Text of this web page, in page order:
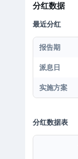
分红数据
最近分红
报告期
派息日
实施方案
分红数据表